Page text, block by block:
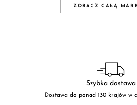
ZOBACZ CAŁĄ
Szybka dostawa
Dostawa do ponad 130 krajów w